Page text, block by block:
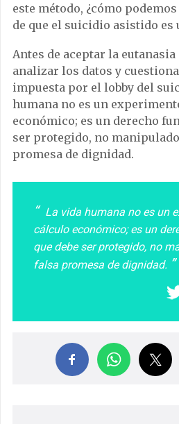
este método, ¿cómo
de que el suicidio asistido es
Antes de aceptar la
analizar los datos y
impuesta por el lobby del
humana no es un
económico; es un derecho
ser protegido, no
promesa de dignidad.
La vida humana no es un
cálculo económico; es un
que debe ser protegido, no
falsa promesa de dignidad.